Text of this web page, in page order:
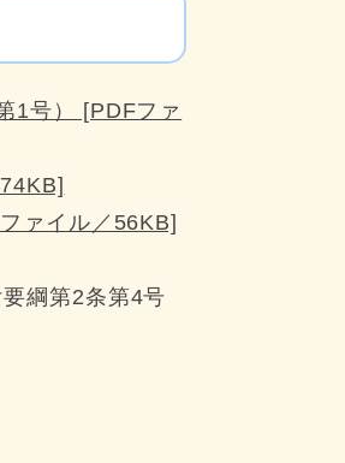
1号） [PDFファ
ァイル／56KB]
綱第2条第4号